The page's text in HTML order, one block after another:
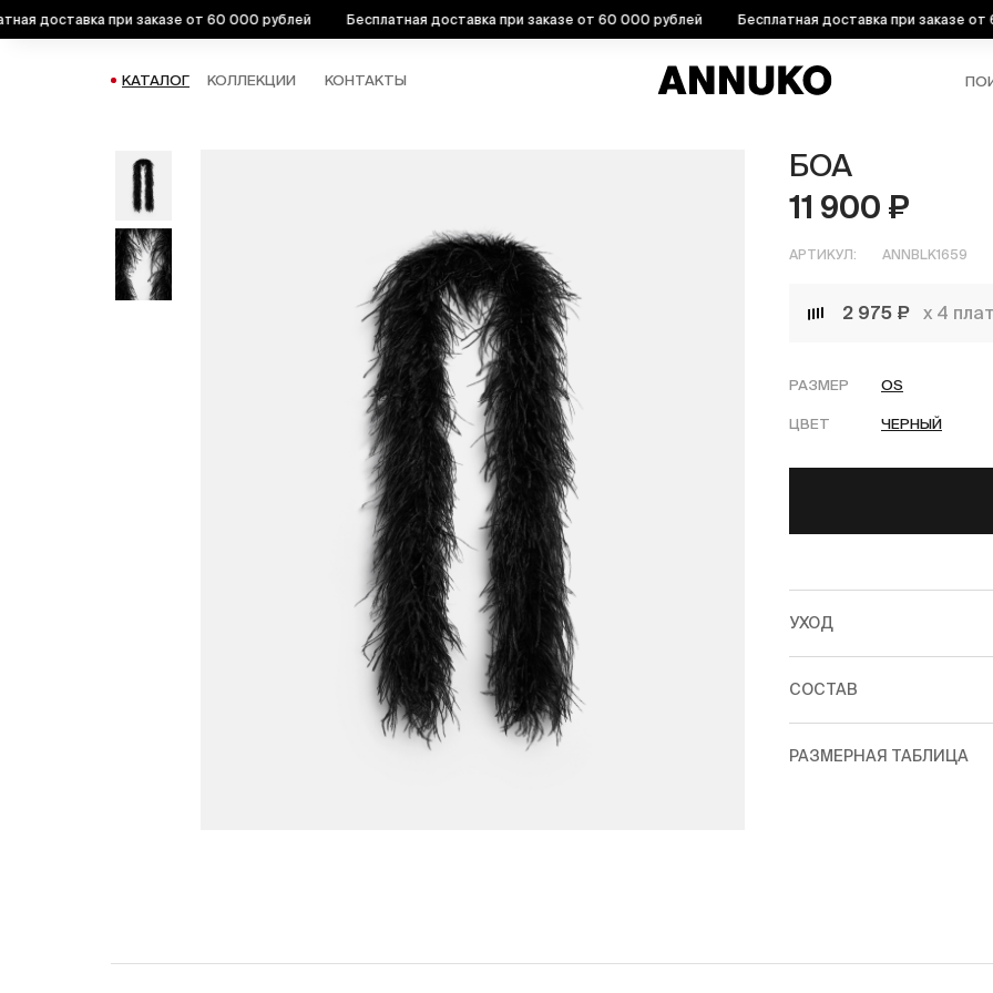
доставка при заказе от 60 000 рублей Бесплатная доставка при заказе от 60 000 рублей Бесплатная доставка при заказе от 60
КАТАЛОГ КОЛЛЕКЦИИ КОНТАКТЫ
БОА
11 900 ₽
АРТИКУЛ: ANNBLK1659
2 975 ₽ х 4
РАЗМЕР OS
ЦВЕТ ЧЕРНЫЙ
УХОД
СОСТАВ
РАЗМЕРНАЯ ТАБЛИЦА